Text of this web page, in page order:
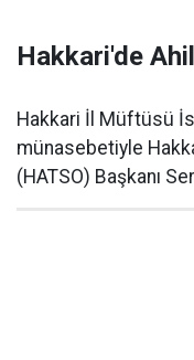
Hakkari'de
Hakkari İl Müftüsü
münasebetiyle
(HATSO) Başkanı